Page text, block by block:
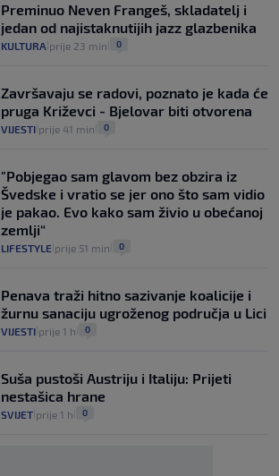
Preminuo Neven Frangeš, skladatelj i
jedan od najistaknutijih jazz glazbenika
KULTURA prije 23 min 0
Završavaju se radovi, poznato je kada će
pruga Križevci - Bjelovar biti otvorena
VIJESTI prije 41 min 0
"Pobjegao sam glavom bez obzira iz
Švedske i vratio se jer ono što sam vidio
je pakao. Evo kako sam živio u obećanoj
zemlji“
LIFESTYLE prije 51 min 0
Penava traži hitno sazivanje koalicije i
žurnu sanaciju ugroženog područja u Lici
VIJESTI prije 1 h 0
Suša pustoši Austriju i Italiju: Prijeti
nestašica hrane
SVIJET prije 1 h 0